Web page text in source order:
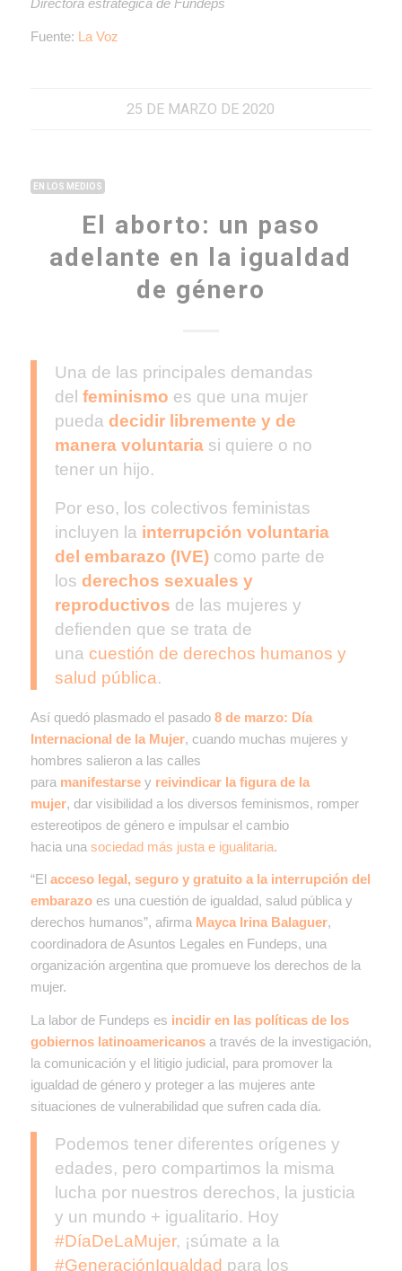
Directora estratégica de Fundeps
Fuente: La Voz
25 DE MARZO DE 2020
EN LOS MEDIOS
El aborto: un paso
adelante en la igualdad
de género
Una de las principales demandas
del feminismo es que una mujer
puedadecidir libremente y de
manera voluntariasi quiere o no
tener un hijo.
Por eso, los colectivos feministas
incluyen lainterrupción voluntaria
del embarazo (IVE)como parte de
los derechos sexuales y
reproductivos de las mujeres y
defienden que se trata de
una cuestión de derechos humanos y
salud pública.
Así quedó plasmado el pasado8 de marzo: Día
Internacional de la Mujer, cuando muchas mujeres y
hombres salieron a las calles
para manifestarse y reivindicar la figura de la
mujer, dar visibilidad a los diversos feminismos, romper
estereotipos de género e impulsar el cambio
hacia una sociedad más justa e igualitaria.
“El acceso legal, seguro y gratuito a la interrupción del
embarazo es una cuestión de igualdad, salud pública y
derechos humanos”, afirmaMayca Irina Balaguer,
coordinadora de Asuntos Legales en Fundeps, una
organización argentina que promueve los derechos de la
mujer.
La labor de Fundeps es incidir en las políticas de los
gobiernos latinoamericanosa través de la investigación,
la comunicación y el litigio judicial, para promover la
igualdad de género y proteger a las mujeres ante
situaciones de vulnerabilidad que sufren cada día.
Podemos tener diferentes orígenes y
edades, pero compartimos la misma
lucha por nuestros derechos, la justicia
y un mundo + igualitario. Hoy
#DíaDeLaMujer, ¡súmate a la
#GeneraciónIgualdad para los